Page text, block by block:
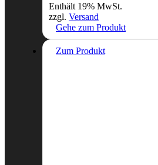
Enthält 19% MwSt.
zzgl. Versand
Gehe zum Produkt
Zum Produkt